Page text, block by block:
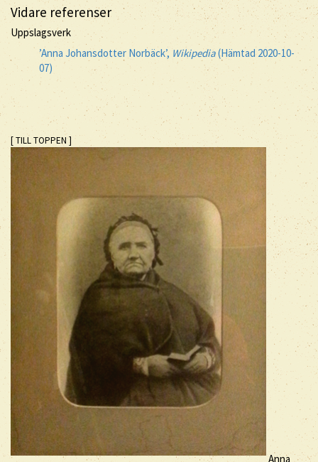
Vidare referenser
Uppslagsverk
’Anna Johansdotter Norbäck’, Wikipedia(Hämtad 2020-10-
07)
[ TILL TOPPEN ]
Anna